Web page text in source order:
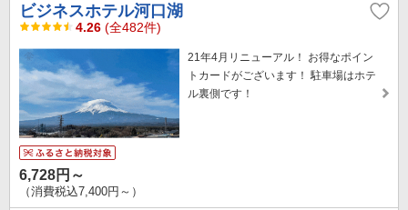
ビジネスホテル河口湖
4.26 (全482件)
21年4月リニューアル！ お得なポイン
トカードがございます！ 駐車場はホテ
ル裏側です！
6,728円～
（消費税込7,400円～）